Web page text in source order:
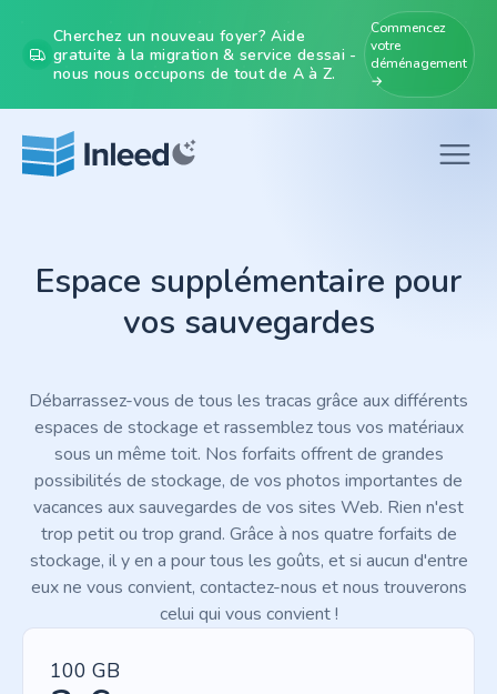
Cherchez un nouveau foyer? Aide
gratuite à la migration & service dessai -
nous nous occupons de tout de A à Z.
Commencez
votre
déménagement
→
Espace supplémentaire pour
vos sauvegardes
Débarrassez-vous de tous les tracas grâce aux différents
espaces de stockage et rassemblez tous vos matériaux
sous un même toit. Nos forfaits offrent de grandes
possibilités de stockage, de vos photos importantes de
vacances aux sauvegardes de vos sites Web. Rien n'est
trop petit ou trop grand. Grâce à nos quatre forfaits de
stockage, il y en a pour tous les goûts, et si aucun d'entre
eux ne vous convient, contactez-nous et nous trouverons
celui qui vous convient !
100 GB